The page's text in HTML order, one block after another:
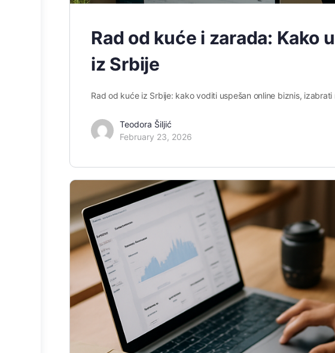
Rad od kuće i zarada:
iz Srbije
Rad od kuće iz Srbije: kako voditi uspešan online biznis,
Teodora Šiljić
February 23, 2026